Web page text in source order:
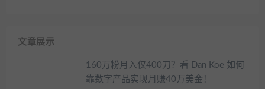
文章展示
160万粉月入仅400刀？看 Dan Koe 如何
靠数字产品实现月赚40万美金！